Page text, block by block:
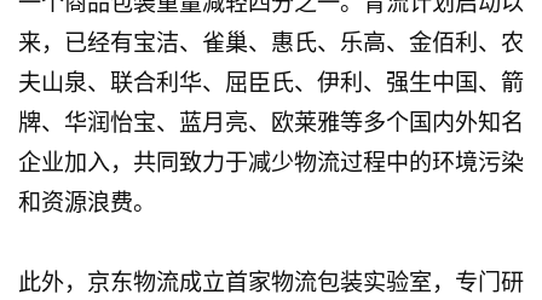
来，已经有宝洁、雀巢、惠氏、乐高、金佰利、农
夫山泉、联合利华、屈臣氏、伊利、强生中国、箭
牌、华润怡宝、蓝月亮、欧莱雅等多个国内外知名
企业加入，共同致力于减少物流过程中的环境污染
和资源浪费。
此外，京东物流成立首家物流包装实验室，专门研